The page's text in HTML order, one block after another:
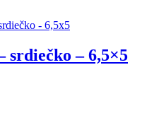
srdiečko – 6,5×5